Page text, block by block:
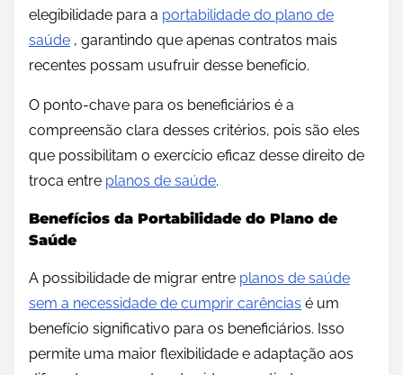
elegibilidade para a portabilidade do plano de
saúde , garantindo que apenas contratos mais
recentes possam usufruir desse benefício.
O ponto-chave para os beneficiários é a
compreensão clara desses critérios, pois são eles
que possibilitam o exercício eficaz desse direito de
troca entre planos de saúde.
Benefícios da Portabilidade do Plano de
Saúde
A possibilidade de migrar entre planos de saúde
sem a necessidade de cumprir carências é um
benefício significativo para os beneficiários. Isso
permite uma maior flexibilidade e adaptação aos